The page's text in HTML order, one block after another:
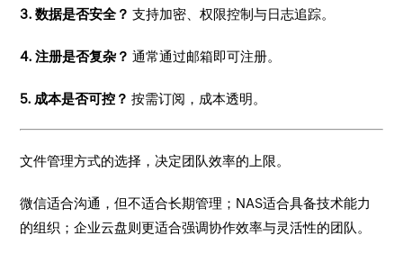
3. 数据是否安全？支持加密、权限控制与日志追踪。
4. 注册是否复杂？ 通常通过邮箱即可注册。
5. 成本是否可控？按需订阅，成本透明。
文件管理方式的选择，决定团队效率的上限。
微信适合沟通，但不适合长期管理；NAS适合具备技术能力
的组织；企业云盘则更适合强调协作效率与灵活性的团队。